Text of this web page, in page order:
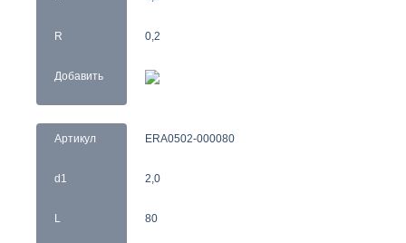
R
Добавить
0,2
Артикул
d1
L
ERA0502-000080
2,0
80